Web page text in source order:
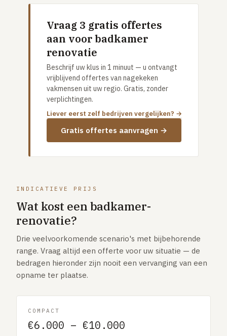
23 klussen · publieke ranking
GRATIS TOOLS
Eerlijke-prijs-checker
Besparingscalculator
Subsidie-checker
Meldpunt
Inloggen
Vraag 3 gratis offertes
aan voor badkamer
renovatie
Beschrijf uw klus in 1 minuut — u ontvangt
vrijblijvend offertes van nagekeken
vakmensen uit uw regio. Gratis, zonder
verplichtingen.
Liever eerst zelf bedrijven vergelijken? →
Gratis offertes aanvragen →
INDICATIEVE PRIJS
Wat kost een badkamer-
renovatie?
Drie veelvoorkomende scenario's met bijbehorende
range. Vraag altijd een offerte voor uw situatie — de
bedragen hieronder zijn nooit een vervanging van een
opname ter plaatse.
COMPACT
€6.000 – €10.000